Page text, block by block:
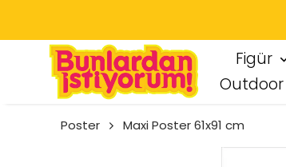
Figür
Outdoor
Poster Maxi Poster 61x91 cm